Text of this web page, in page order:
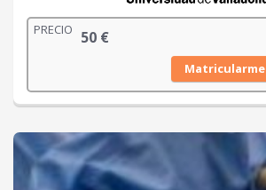
PRECIO 50 €
Matricularme